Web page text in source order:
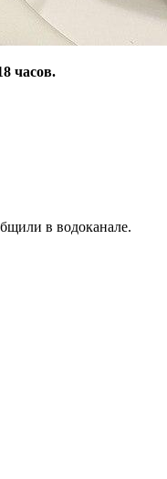
часов.
в водоканале.